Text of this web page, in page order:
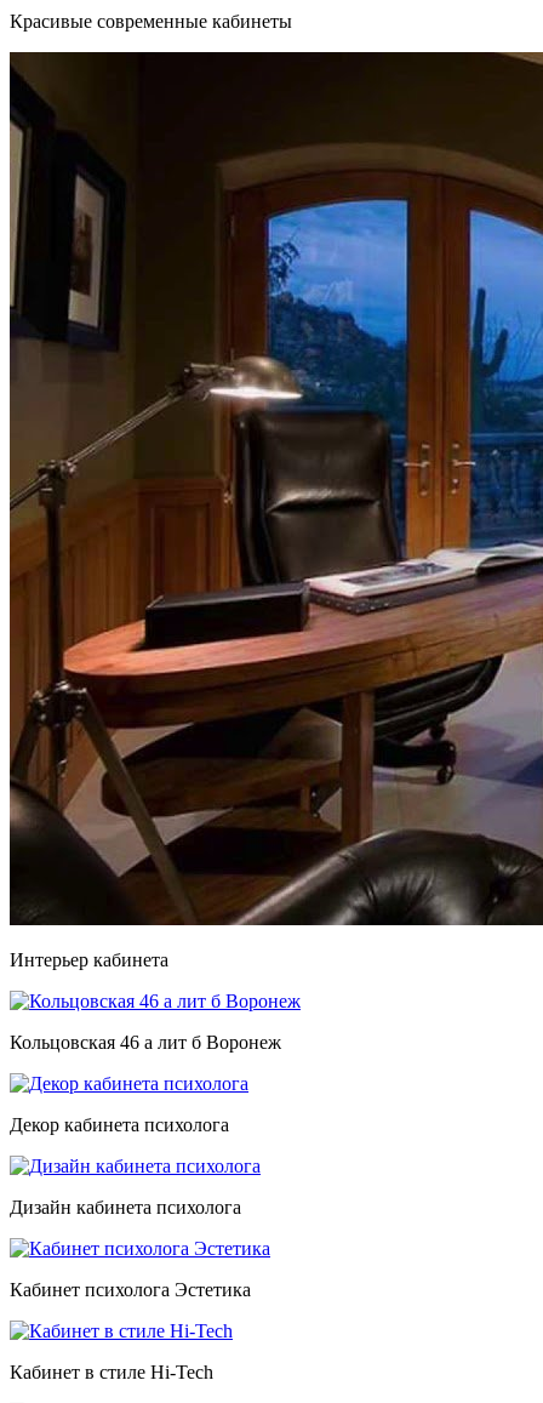
Красивые современные кабинеты
Интерьер кабинета
Кольцовская 46 а лит б Воронеж
Декор кабинета психолога
Дизайн кабинета психолога
Кабинет психолога Эстетика
Кабинет в стиле Hi-Tech